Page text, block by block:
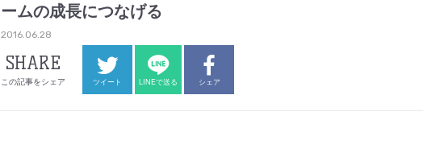
ームの成長につなげる
2016.06.28
SHARE
この記事をシェア ツイート LINEで送る シェア